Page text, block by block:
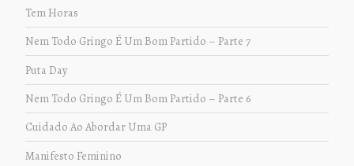
Tem Horas
Nem Todo Gringo É Um Bom Partido – Parte 7
Puta Day
Nem Todo Gringo É Um Bom Partido – Parte 6
Cuidado Ao Abordar Uma GP
Manifesto Feminino